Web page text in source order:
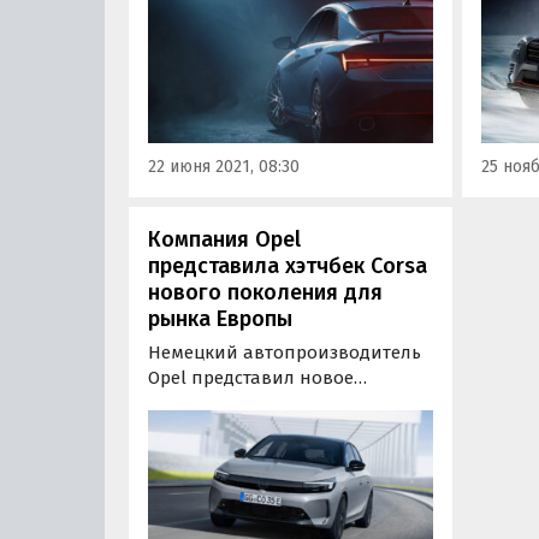
кроссоверу Kona скоро
примкнет седан Elantra.
Тизерные изображения
новинки, предваряющие
дебют, опубликовала пресс-
служба южнокорейского
автогиганта.
22 июня 2021, 08:30
всех
в
от 2
«Где
25
Компания Opel
представила хэтчбек Corsa
нового поколения для
рынка Европы
Немецкий автопроизводитель
Opel представил новое
Автомобиль получил
обновленный внешний вид с
фирменной панелью Opel Vizor,
объединяющей решетку
радиатора и головную оптику.